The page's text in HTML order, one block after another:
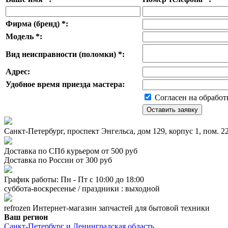
Фирма (бренд) *:
Модель *:
Вид неисправности (поломки) *:
Адрес:
Удобное время приезда мастера:
Согласен на
Санкт-Петербург, проспект Энгельса, дом 129, корпус 1, пом.
Доставка по СПб курьером от 500 руб
Доставка по России от 300 руб
График работы: Пн - Пт с 10:00 до 18:00
суббота-воскресенье / праздники : выходной
refrozen Интернет-магазин запчастей для бытовой техники
Ваш регион